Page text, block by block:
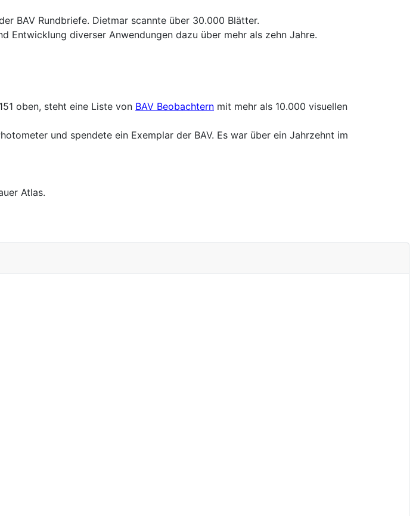
BAV Rundbriefe. Dietmar scannte über 30.000 Blätter.
Entwicklung diverser Anwendungen dazu über mehr als zehn Jahre.
oben, steht eine Liste von BAV Beobachtern mit mehr als 10.000 visuellen
und spendete ein Exemplar der BAV. Es war über ein Jahrzehnt im
Atlas.